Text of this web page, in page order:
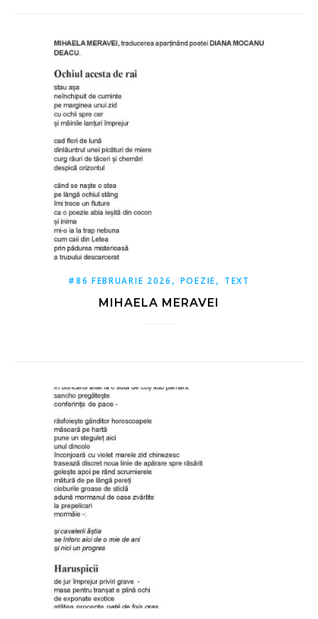
#86 FEBRUARIE 2026 , POEZIE, TEXT
MIHAELA MERAVEI